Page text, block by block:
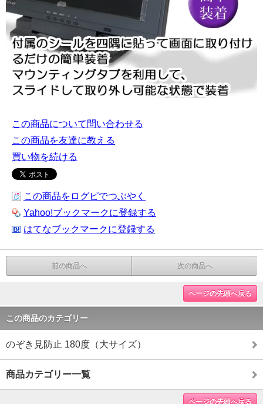
この商品について問い合わせる
この商品を友達に教える
買い物を続ける
この商品をログピでつぶやく
Yahoo!ブックマークに登録する
はてなブックマークに登録する
前の商品へ 次の商品へ
ページの先頭へ戻る
この商品のカテゴリー
のぞき見防止 180度（大サイズ）
商品カテゴリー一覧
ページの先頭へ戻る